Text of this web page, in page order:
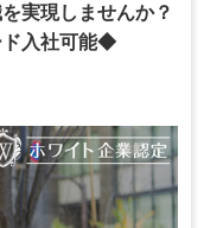
実現しませんか？
ド入社可能◆